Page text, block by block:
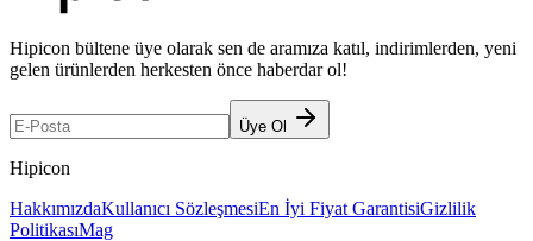
Hipicon bültene üye olarak sen de aramıza katıl, indirimlerden, yeni
gelen ürünlerden herkesten önce haberdar ol!
Üye Ol
Hipicon
HakkımızdaKullanıcı SözleşmesiEn İyi Fiyat GarantisiGizlilik
PolitikasıMag